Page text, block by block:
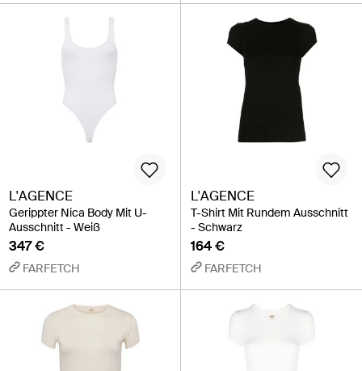
L'AGENCE
Gerippter Nica Body Mit U-
Ausschnitt - Weiß
347 €
FARFETCH
L'AGENCE
T-Shirt Mit Rundem Ausschnitt
- Schwarz
164 €
FARFETCH